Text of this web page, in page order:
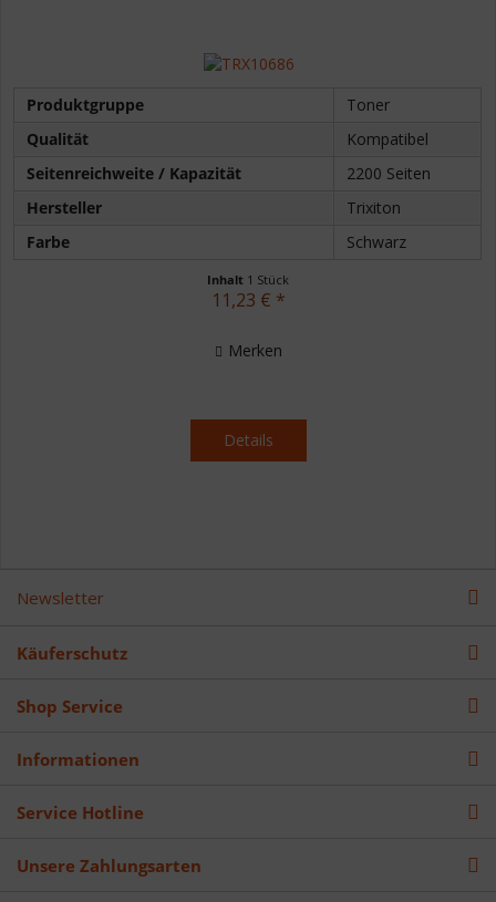
Produktgruppe
Toner
Qualität
Kompatibel
Seitenreichweite / Kapazität
2200 Seiten
Hersteller
Trixiton
Farbe
Schwarz
Inhalt 1 Stück
11,23 € *
Merken
Details
Newsletter
Käuferschutz
Shop Service
Informationen
Service Hotline
Unsere Zahlungsarten